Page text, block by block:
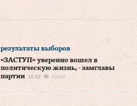
результаты выборов
«ЗАСТУП» уверенно вошел в
политическую жизнь, - замглавы
партии
11:02 16406